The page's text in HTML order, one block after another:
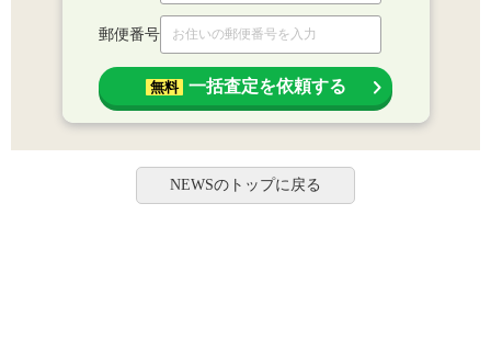
郵便番号
無料 一括査定を依頼する
NEWSのトップに戻る